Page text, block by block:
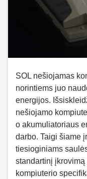
SOL nešiojamas
norintiems juo
energijos.
nešiojamo
o akumuliatoriaus
darbo. Taigi šiame
tiesioginiams
standartinį
kompiuterio